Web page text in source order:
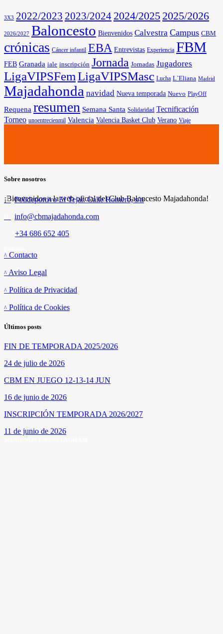
3X3 2022/2023 2023/2024 2024/2025 2025/2026
2026/2027 Baloncesto Bienvenidos Calvestra Campus CBM
crónicas Cáncer infantil EBA Entrevistas Experiencia FBM
FEB Granada iale inscripción Jornada Jornadas Jugadores
LigaVIPSFemLigaVIPSMasc Lucha L`Eliana Madrid
Majadahonda navidad Nueva temporada Nuevo PlayOff
Requena resumen Semana Santa Solidaridad Tecnificación
Torneo unoentrecienmil Valencia Valencia Basket Club Verano Viaje
Sobre nosotros
¡Bienvenidos a la web oficial del Club Baloncesto Majadahonda!
Polideportivo El Tejar. Calle Romero, s/n
info@cbmajadahonda.com
+34 686 652 405
Contacto
Aviso Legal
Política de Privacidad
Política de Cookies
Últimos posts
FIN DE TEMPORADA 2025/2026
24 de julio de 2026
CBM EN JUEGO 12-13-14 JUN
16 de junio de 2026
INSCRIPCIÓN TEMPORADA 2026/2027
11 de junio de 2026